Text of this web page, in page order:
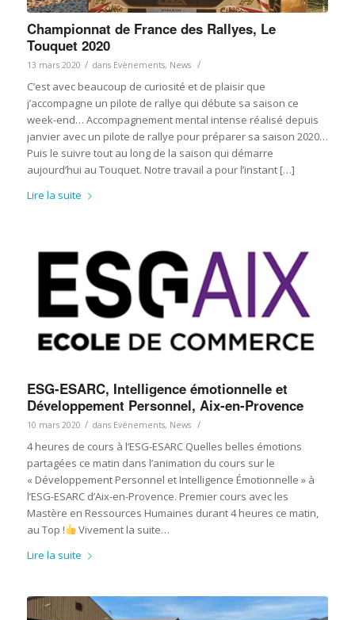
Championnat de France des Rallyes, Le
Touquet 2020
13 mars 2020 / dans Evènements, News /
C’est avec beaucoup de curiosité et de plaisir que
j’accompagne un pilote de rallye qui débute sa saison ce
week-end… Accompagnement mental intense réalisé depuis
janvier avec un pilote de rallye pour préparer sa saison 2020…
Puis le suivre tout au long de la saison qui démarre
aujourd’hui au Touquet. Notre travail a pour l’instant […]
Lire la suite
ESG-ESARC, Intelligence émotionnelle et
Développement Personnel, Aix-en-Provence
10 mars 2020 / dans Evènements, News /
4 heures de cours à l’ESG-ESARC Quelles belles émotions
partagées ce matin dans l’animation du cours sur le
« Développement Personnel et Intelligence Émotionnelle » à
l’ESG-ESARC d’Aix-en-Provence. Premier cours avec les
Mastère en Ressources Humaines durant 4 heures ce matin,
au Top !
Vivement la suite…
Lire la suite